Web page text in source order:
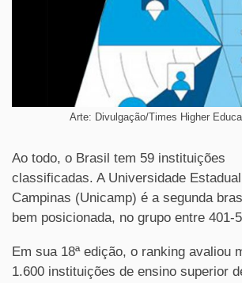
Arte: Divulgação/Times Higher
Ao todo, o Brasil tem 59 instituições
classificadas. A Universidade
Campinas (Unicamp) é a segunda
bem posicionada, no grupo entre 401-
Em sua 18ª edição, o ranking avaliou
1.600 instituições de ensino superior